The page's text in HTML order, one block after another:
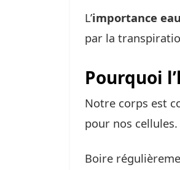
L’importance
par la
Pourquoi
Notre corps est
pour nos cellules.
Boire